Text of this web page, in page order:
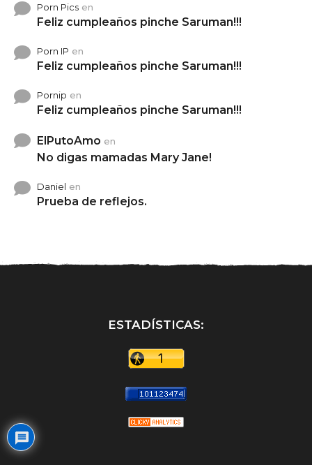
Porn Pics en
Feliz cumpleaños pinche Saruman!!!
Porn IP en
Feliz cumpleaños pinche Saruman!!!
Pornip en
Feliz cumpleaños pinche Saruman!!!
ElPutoAmo en
No digas mamadas Mary Jane!
Daniel en
Prueba de reflejos.
ESTADÍSTICAS: